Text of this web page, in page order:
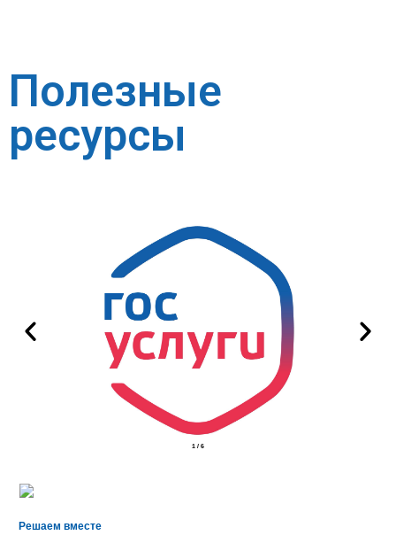
Полезные
ресурсы
2 / 6
Решаем вместе